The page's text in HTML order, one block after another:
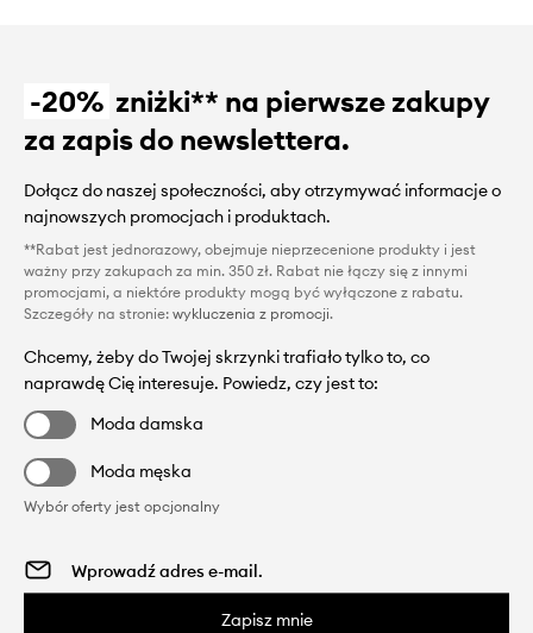
-20% zniżki** na pierwsze zakupy
za zapis do newslettera.
Dołącz do naszej społeczności, aby otrzymywać informacje o
najnowszych promocjach i produktach.
**Rabat jest jednorazowy, obejmuje nieprzecenione produkty i jest
ważny przy zakupach za min. 350 zł. Rabat nie łączy się z innymi
promocjami, a niektóre produkty mogą być wyłączone z rabatu.
Szczegóły na stronie: wykluczenia z promocji.
Chcemy, żeby do Twojej skrzynki trafiało tylko to, co
naprawdę Cię interesuje. Powiedz, czy jest to:
Moda damska
Moda męska
Wybór oferty jest opcjonalny
Zapisz mnie